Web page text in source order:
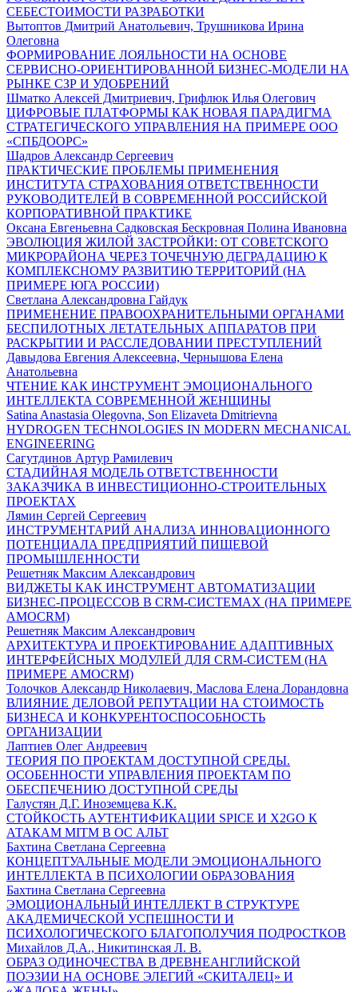
СЕБЕСТОИМОСТИ РАЗРАБОТКИ
Вытоптов Дмитрий Анатольевич, Трушникова Ирина
Олеговна
ФОРМИРОВАНИЕ ЛОЯЛЬНОСТИ НА ОСНОВЕ
СЕРВИСНО-ОРИЕНТИРОВАННОЙ БИЗНЕС-МОДЕЛИ НА
РЫНКЕ СЗР И УДОБРЕНИЙ
Шматко Алексей Дмитриевич, Грифлюк Илья Олегович
ЦИФРОВЫЕ ПЛАТФОРМЫ КАК НОВАЯ ПАРАДИГМА
СТРАТЕГИЧЕСКОГО УПРАВЛЕНИЯ НА ПРИМЕРЕ ООО
«СПБДООРС»
Шадров Александр Сергеевич
ПРАКТИЧЕСКИЕ ПРОБЛЕМЫ ПРИМЕНЕНИЯ
ИНСТИТУТА СТРАХОВАНИЯ ОТВЕТСТВЕННОСТИ
РУКОВОДИТЕЛЕЙ В СОВРЕМЕННОЙ РОССИЙСКОЙ
КОРПОРАТИВНОЙ ПРАКТИКЕ
Оксана Евгеньевна Садковская Бескровная Полина Ивановна
ЭВОЛЮЦИЯ ЖИЛОЙ ЗАСТРОЙКИ: ОТ СОВЕТСКОГО
МИКРОРАЙОНА ЧЕРЕЗ ТОЧЕЧНУЮ ДЕГРАДАЦИЮ К
КОМПЛЕКСНОМУ РАЗВИТИЮ ТЕРРИТОРИЙ (НА
ПРИМЕРЕ ЮГА РОССИИ)
Светлана Александровна Гайдук
ПРИМЕНЕНИЕ ПРАВООХРАНИТЕЛЬНЫМИ ОРГАНАМИ
БЕСПИЛОТНЫХ ЛЕТАТЕЛЬНЫХ АППАРАТОВ ПРИ
РАСКРЫТИИ И РАССЛЕДОВАНИИ ПРЕСТУПЛЕНИЙ
Давыдова Евгения Алексеевна, Чернышова Елена
Анатольевна
ЧТЕНИЕ КАК ИНСТРУМЕНТ ЭМОЦИОНАЛЬНОГО
ИНТЕЛЛЕКТА СОВРЕМЕННОЙ ЖЕНЩИНЫ
Satina Anastasia Olegovna, Son Elizaveta Dmitrievna
HYDROGEN TECHNOLOGIES IN MODERN MECHANICAL
ENGINEERING
Сагутдинов Артур Рамилевич
СТАДИЙНАЯ МОДЕЛЬ ОТВЕТСТВЕННОСТИ
ЗАКАЗЧИКА В ИНВЕСТИЦИОННО-СТРОИТЕЛЬНЫХ
ПРОЕКТАХ
Лямин Сергей Сергеевич
ИНСТРУМЕНТАРИЙ АНАЛИЗА ИННОВАЦИОННОГО
ПОТЕНЦИАЛА ПРЕДПРИЯТИЙ ПИЩЕВОЙ
ПРОМЫШЛЕННОСТИ
Решетняк Максим Александрович
ВИДЖЕТЫ КАК ИНСТРУМЕНТ АВТОМАТИЗАЦИИ
БИЗНЕС-ПРОЦЕССОВ В CRM-СИСТЕМАХ (НА ПРИМЕРЕ
AMOCRM)
Решетняк Максим Александрович
АРХИТЕКТУРА И ПРОЕКТИРОВАНИЕ АДАПТИВНЫХ
ИНТЕРФЕЙСНЫХ МОДУЛЕЙ ДЛЯ CRM-СИСТЕМ (НА
ПРИМЕРЕ AMOCRM)
Толочков Александр Николаевич, Маслова Елена Лорандовна
ВЛИЯНИЕ ДЕЛОВОЙ РЕПУТАЦИИ НА СТОИМОСТЬ
БИЗНЕСА И КОНКУРЕНТОСПОСОБНОСТЬ
ОРГАНИЗАЦИИ
Лаптиев Олег Андреевич
ТЕОРИЯ ПО ПРОЕКТАМ ДОСТУПНОЙ СРЕДЫ.
ОСОБЕННОСТИ УПРАВЛЕНИЯ ПРОЕКТАМ ПО
ОБЕСПЕЧЕНИЮ ДОСТУПНОЙ СРЕДЫ
Галустян Д.Г. Иноземцева К.К.
СТОЙКОСТЬ АУТЕНТИФИКАЦИИ SPICE И X2GO К
АТАКАМ MITM В ОС АЛЬТ
Бахтина Светлана Сергеевна
КОНЦЕПТУАЛЬНЫЕ МОДЕЛИ ЭМОЦИОНАЛЬНОГО
ИНТЕЛЛЕКТА В ПСИХОЛОГИИ ОБРАЗОВАНИЯ
Бахтина Светлана Сергеевна
ЭМОЦИОНАЛЬНЫЙ ИНТЕЛЛЕКТ В СТРУКТУРЕ
АКАДЕМИЧЕСКОЙ УСПЕШНОСТИ И
ПСИХОЛОГИЧЕСКОГО БЛАГОПОЛУЧИЯ ПОДРОСТКОВ
Михайлов Д.А., Никитинская Л. В.
ОБРАЗ ОДИНОЧЕСТВА В ДРЕВНЕАНГЛИЙСКОЙ
ПОЭЗИИ НА ОСНОВЕ ЭЛЕГИЙ «СКИТАЛЕЦ» И